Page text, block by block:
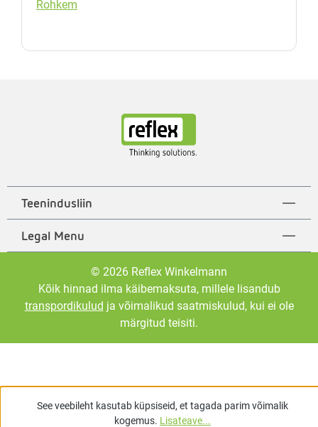
Rohkem
Teenindusliin
Legal Menu
© 2026 Reflex Winkelmann
Kõik hinnad ilma käibemaksuta, millele lisandub
transpordikulud ja võimalikud saatmiskulud, kui ei ole
märgitud teisiti.
See veebileht kasutab küpsiseid, et tagada parim võimalik
kogemus. Lisateave...